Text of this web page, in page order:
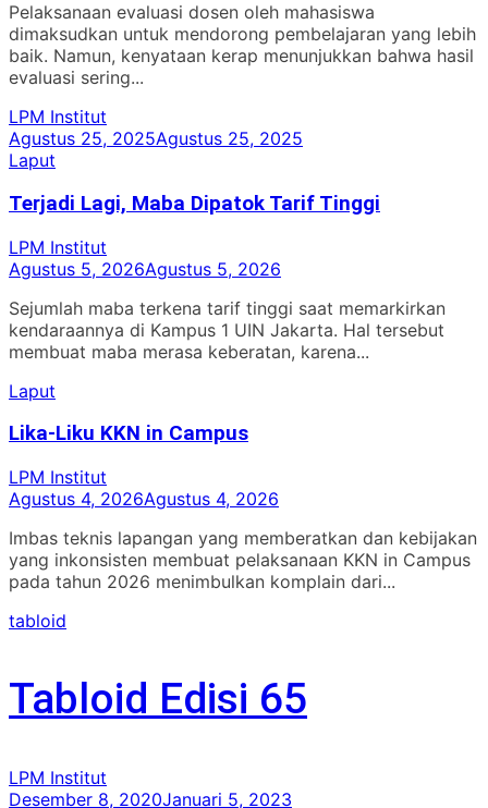
Pelaksanaan evaluasi dosen oleh mahasiswa
dimaksudkan untuk mendorong pembelajaran yang lebih
baik. Namun, kenyataan kerap menunjukkan bahwa hasil
evaluasi sering...
LPM Institut
Agustus 25, 2025Agustus 25, 2025
Laput
Terjadi Lagi, Maba Dipatok Tarif Tinggi
LPM Institut
Agustus 5, 2026Agustus 5, 2026
Sejumlah maba terkena tarif tinggi saat memarkirkan
kendaraannya di Kampus 1 UIN Jakarta. Hal tersebut
membuat maba merasa keberatan, karena...
Laput
Lika-Liku KKN in Campus
LPM Institut
Agustus 4, 2026Agustus 4, 2026
Imbas teknis lapangan yang memberatkan dan kebijakan
yang inkonsisten membuat pelaksanaan KKN in Campus
pada tahun 2026 menimbulkan komplain dari...
tabloid
Tabloid Edisi 65
LPM Institut
Desember 8, 2020Januari 5, 2023
tabloid
Tabloid Edisi 64
LPM Institut
Oktober 26, 2020Januari 5, 2023
tabloid
Tabloid Edisi 63
LPM Institut
Oktober 23, 2019Januari 5, 2023
tabloid
Tabloid Edisi 62
LPM Institut
Oktober 23, 2019Januari 5, 2023
tabloid
Tabloid Edisi 61
LPM Institut
Mei 23, 2019 Januari 5, 2023